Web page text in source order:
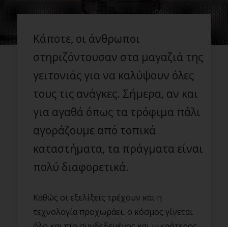
Κάποτε, οι άνθρωποι
στηριζόντουσαν στα μαγαζιά της
γειτονιάς για να καλύψουν όλες
τους τις ανάγκες. Σήμερα, αν και
για αγαθά όπως τα τρόφιμα πάλι
αγοράζουμε από τοπικά
καταστήματα, τα πράγματα είναι
πολύ διαφορετικά.
Καθώς οι εξελίξεις τρέχουν και η
τεχνολογία προχωράει, ο κόσμος γίνεται